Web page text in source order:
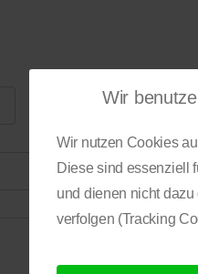
Wir
Wir nutzen Cookies
Diese sind essenziell
und dienen nicht
verfolgen (Tracking